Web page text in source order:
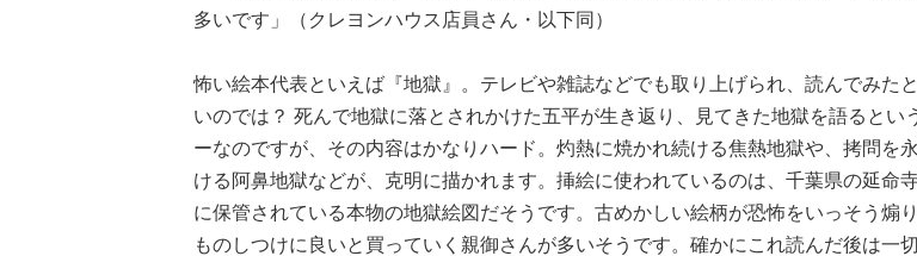
多いです」（クレヨンハウス店員さん・以下同）
怖い絵本代表といえば『地獄』。テレビや雑誌などでも取り上げられ、読んでみた
いのでは？ 死んで地獄に落とされかけた五平が生き返り、見てきた地獄を語るとい
ーなのですが、その内容はかなりハード。灼熱に焼かれ続ける焦熱地獄や、拷問を
ける阿鼻地獄などが、克明に描かれます。挿絵に使われているのは、千葉県の延命
に保管されている本物の地獄絵図だそうです。古めかしい絵柄が恐怖をいっそう煽
ものしつけに良いと買っていく親御さんが多いそうです。確かにこれ読んだ後は一